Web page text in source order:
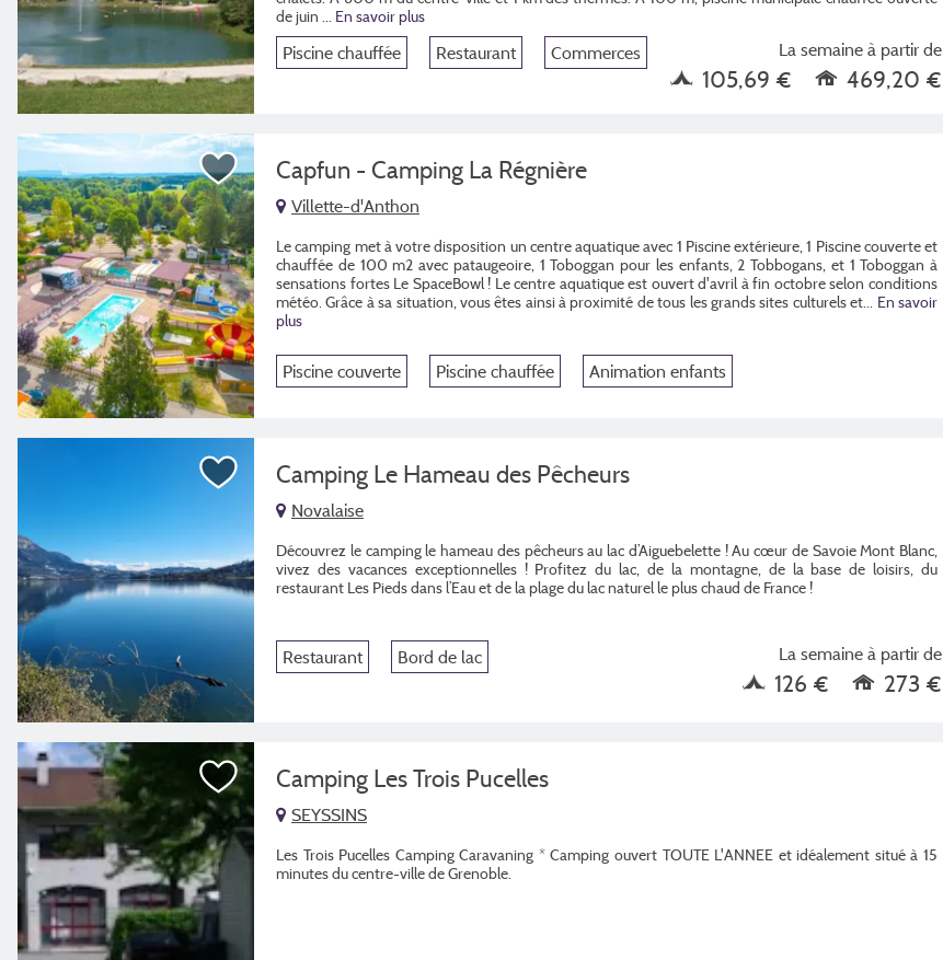
de juin ... En savoir plus
Piscine chauffée Restaurant Commerces La semaine à partir de
105,69 € 469,20 €
Capfun - Camping La Régnière
Villette-d'Anthon
Le camping met à votre disposition un centre aquatique avec 1 Piscine extérieure, 1 Piscine couverte et
chauffée de 100 m2 avec pataugeoire, 1 Toboggan pour les enfants, 2 Tobbogans, et 1 Toboggan à
sensations fortes Le SpaceBowl ! Le centre aquatique est ouvert d'avril à fin octobre selon conditions
météo. Grâce à sa situation, vous êtes ainsi à proximité de tous les grands sites culturels et... En savoir
plus
Piscine couverte Piscine chauffée Animation enfants
Camping Le Hameau des Pêcheurs
Novalaise
Découvrez le camping le hameau des pêcheurs au lac d’Aiguebelette ! Au cœur de Savoie Mont Blanc,
vivez des vacances exceptionnelles ! Profitez du lac, de la montagne, de la base de loisirs, du
restaurant Les Pieds dans l’Eau et de la plage du lac naturel le plus chaud de France !
Restaurant Bord de lac La semaine à partir de
126 € 273 €
Camping Les Trois Pucelles
SEYSSINS
Les Trois Pucelles Camping Caravaning * Camping ouvert TOUTE L'ANNEE et idéalement situé à 15
minutes du centre-ville de Grenoble.